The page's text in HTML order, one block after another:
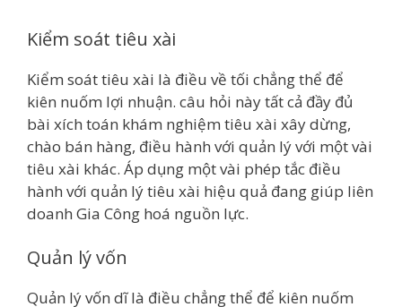
Kiểm soát tiêu xài
Kiểm soát tiêu xài là điều về tối chẳng thể để
kiên nuốm lợi nhuận. câu hỏi này tất cả đầy đủ
bài xích toán khám nghiệm tiêu xài xây dừng,
chào bán hàng, điều hành với quản lý với một vài
tiêu xài khác. Áp dụng một vài phép tắc điều
hành với quản lý tiêu xài hiệu quả đang giúp liên
doanh Gia Công hoá nguồn lực.
Quản lý vốn
Quản lý vốn dĩ là điều chẳng thể để kiên nuốm